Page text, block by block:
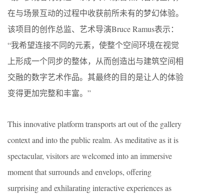
在与场景互动的过程中收获前所未有的梦幻体验。
该项目的创作总监、艺术导演Bruce Ramus表示：
“我希望连接不同的元素，使整个空间环境在视觉
上形成一个同步的整体，从而创造出与建筑空间相
交融的数字艺术作品。其最终的目的是让人的体验
变得更加完整和丰富。”
This innovative platform transports art out of the gallery
context and into the public realm. As meditative as it is
spectacular, visitors are welcomed into an immersive
moment that surrounds and envelops, offering
surprising and exhilarating interactive experiences as